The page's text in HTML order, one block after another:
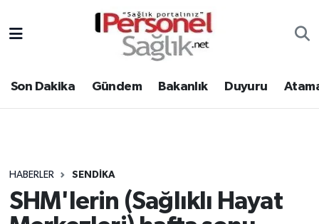
Son Dakika Gündem Bakanlık Duyuru
HABERLER SENDIKA
SHM'lerin (Sağlıklı Hayat
Gündem
Atamalar
Nöbetçi Eczaneler
Hava Durumu
Tüm Manşetler